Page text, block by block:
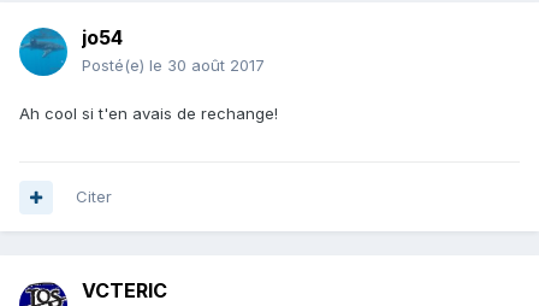
jo54
Posté(e) le 30 août 2017
Ah cool si t'en avais de rechange!
Citer
VCTERIC